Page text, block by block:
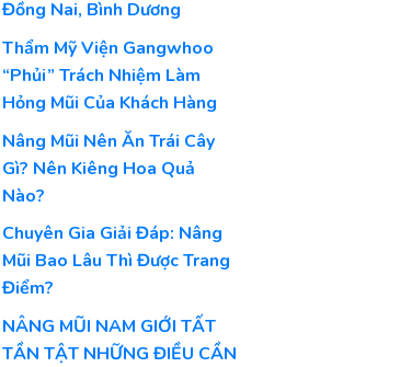
Đồng Nai, Bình Dương
Thẩm Mỹ Viện Gangwhoo
“Phủi” Trách Nhiệm Làm
Hỏng Mũi Của Khách Hàng
Nâng Mũi Nên Ăn Trái Cây
Gì? Nên Kiêng Hoa Quả
Nào?
Chuyên Gia Giải Đáp: Nâng
Mũi Bao Lâu Thì Được Trang
Điểm?
NÂNG MŨI NAM GIỚI TẤT
TẦN TẬT NHỮNG ĐIỀU CẦN